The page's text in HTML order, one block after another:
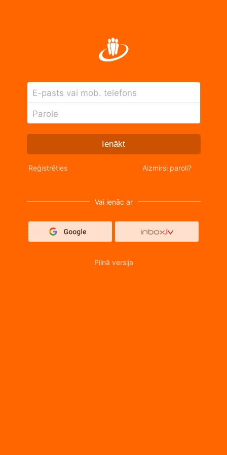
E-pasts vai mob. telefons
Parole
Ienākt
Reģistrēties Aizmirsi paroli?
Vai ienāc ar
Pilnā versija